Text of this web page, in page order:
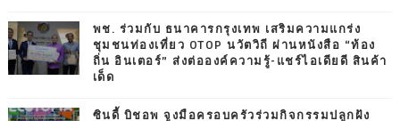
พช. ร่วมกับ ธนาคารกรุงเทพ เสริมความแกร่ง
ชุมชนท่องเที่ยว OTOP นวัตวิถี ผ่านหนังสือ “ท้อง
ถิ่น อินเตอร์” ส่งต่อองค์ความรู้-แชร์ไอเดียดี สินค้า
เด็ด
ซินดี้ บิชอพ จูงมือครอบครัวร่วมกิจกรรมปลูกฝัง